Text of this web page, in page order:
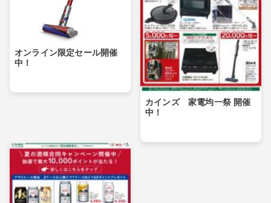
オンライン限定セール開催
中！
カインズ 家電均一祭 開催
中！